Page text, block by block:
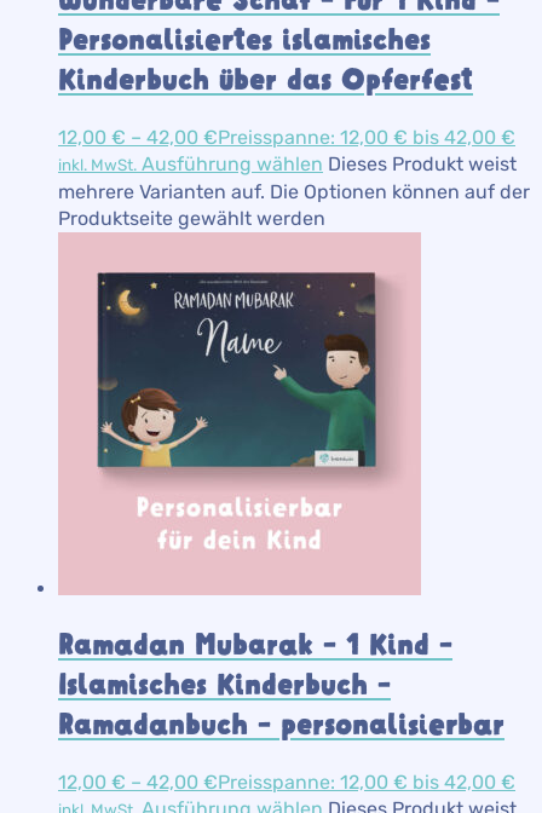
Personalisiertes islamisches
Kinderbuch über das Opferfest
12,00 € – 42,00 €Preisspanne: 12,00 € bis 42,00 €
inkl. MwSt. Ausführung wählen Dieses Produkt weist
mehrere Varianten auf. Die Optionen können auf der
Produktseite gewählt werden
Ramadan Mubarak – 1 Kind –
Islamisches Kinderbuch –
Ramadanbuch – personalisierbar
12,00 € – 42,00 €Preisspanne: 12,00 € bis 42,00 €